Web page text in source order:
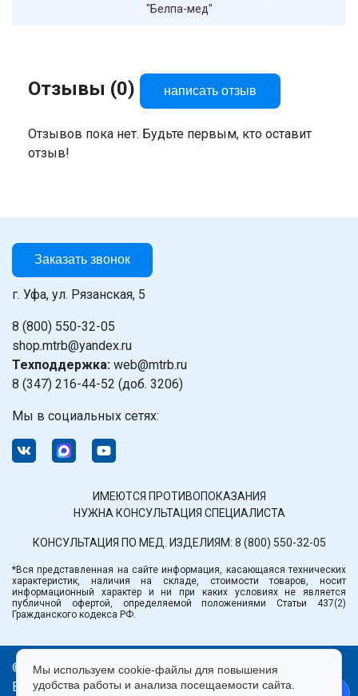
"Белпа-мед"
Отзывы (0) написать отзыв
Отзывов пока нет. Будьте первым, кто оставит
отзыв!
Заказать звонок
г. Уфа, ул. Рязанская, 5
8 (800) 550-32-05
shop.mtrb@yandex.ru
Техподдержка: web@mtrb.ru
8 (347) 216-44-52 (доб. 3206)
Мы в социальных сетях:
ИМЕЮТСЯ ПРОТИВОПОКАЗАНИЯ
НУЖНА КОНСУЛЬТАЦИЯ СПЕЦИАЛИСТА
КОНСУЛЬТАЦИЯ ПО МЕД. ИЗДЕЛИЯМ: 8 (800) 550-32-05
*Вся представленная на сайте информация, касающаяся технических
характеристик, наличия на складе, стоимости товаров, носит
информационный характер и ни при каких условиях не является
публичной офертой, определяемой положениями Статьи 437(2)
Гражданского кодекса РФ.
© ООО «Медтехника» РБ.
Все права защищены 2026.
Мы используем cookie-файлы для повышения
удобства работы и анализа посещаемости сайта.